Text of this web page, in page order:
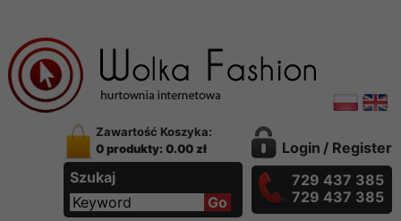
Zawartość Koszyka:
0 produkty: 0.00 zł
Szukaj
Login / Register
729 437 385
729 437 385